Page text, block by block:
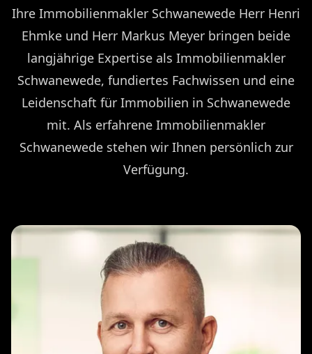
Ihre Immobilienmakler Schwanewede Herr Henri
Ehmke und Herr Markus Meyer bringen beide
langjährige Expertise als Immobilienmakler
Schwanewede, fundiertes Fachwissen und eine
Leidenschaft für Immobilien in Schwanewede
mit. Als erfahrene Immobilienmakler
Schwanewede stehen wir Ihnen persönlich zur
Verfügung.